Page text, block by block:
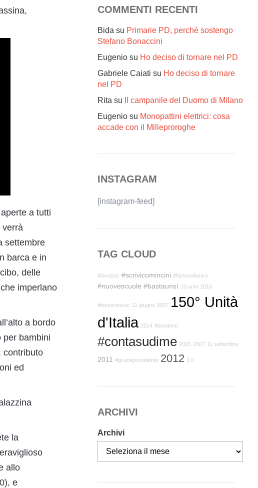
a tutti
verrà
settembre
barca e in
delle
imperlano
a bordo
per bambini
contributo
ed
la
allo
e
COMMENTI RECENTI
Bida su Primarie PD, perché sostengo
Stefano Bonaccini
Eugenio su Ho deciso di tornare nel PD
Gabriele Caiati su Ho deciso di tornare
nel PD
Rita su
Il campanile del Duomo di Milano
Eugenio su Monopattini elettrici: cosa
accade con il Milleproroghe
INSTAGRAM
[instagram-feed]
TAG CLOUD
#iovotosì #scrivicomincini #fiancoafianco
#nuovescuole #bastaunsì 10 anni 2016
#iostoconzac 11 giugno 2007 150° Unità
d'Italia 2014 #iovotono
#contasudime 2015 2007 11 settembre
2011 #graziepresidente 2012 2.0
ARCHIVI
Archivi